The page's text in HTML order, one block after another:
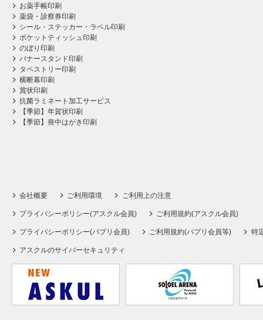
お薬手帳印刷
薬袋・診察券印刷
シール・ステッカー・ラベル印刷
ポケットティッシュ印刷
のぼり印刷
バナースタンド印刷
タペストリー印刷
横断幕印刷
賞状印刷
抗菌ラミネート加工サービス
【季節】年賀状印刷
【季節】喪中はがき印刷
会社概要 ご利用環境 ご利用上の注意
プライバシーポリシー(アスクル会員) ご利用規約(アスクル会員)
プライバシーポリシー(パプリ会員) ご利用規約(パプリ会員等) 特
アスクルのサイバーセキュリティ